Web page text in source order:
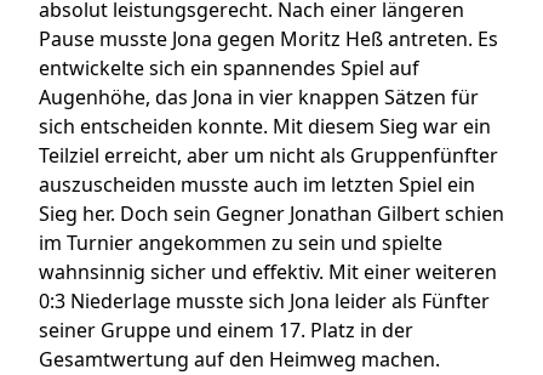
absolut leistungsgerecht. Nach einer längeren
Pause musste Jona gegen Moritz Heß antreten. Es
entwickelte sich ein spannendes Spiel auf
Augenhöhe, das Jona in vier knappen Sätzen für
sich entscheiden konnte. Mit diesem Sieg war ein
Teilziel erreicht, aber um nicht als Gruppenfünfter
auszuscheiden musste auch im letzten Spiel ein
Sieg her. Doch sein Gegner Jonathan Gilbert schien
im Turnier angekommen zu sein und spielte
wahnsinnig sicher und effektiv. Mit einer weiteren
0:3 Niederlage musste sich Jona leider als Fünfter
seiner Gruppe und einem 17. Platz in der
Gesamtwertung auf den Heimweg machen.